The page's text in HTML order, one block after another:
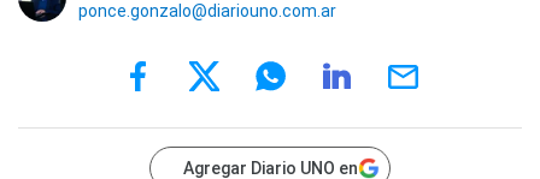
ponce.gonzalo@diariouno.com.ar
Agregar Diario UNO en